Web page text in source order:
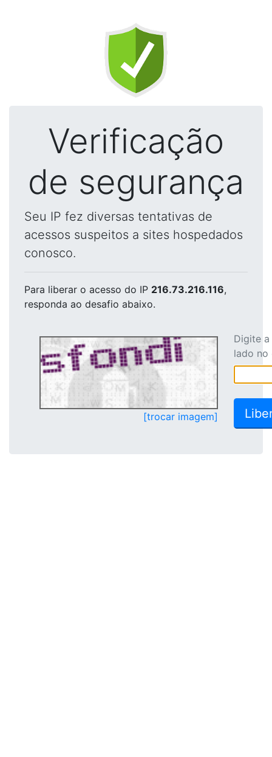
Verificação
de segurança
Seu IP fez diversas tentativas de
acessos suspeitos a sites hospedados
conosco.
Para liberar o acesso do IP 216.73.216.116,
responda ao desafio abaixo.
[trocar imagem]
Digite
lado no